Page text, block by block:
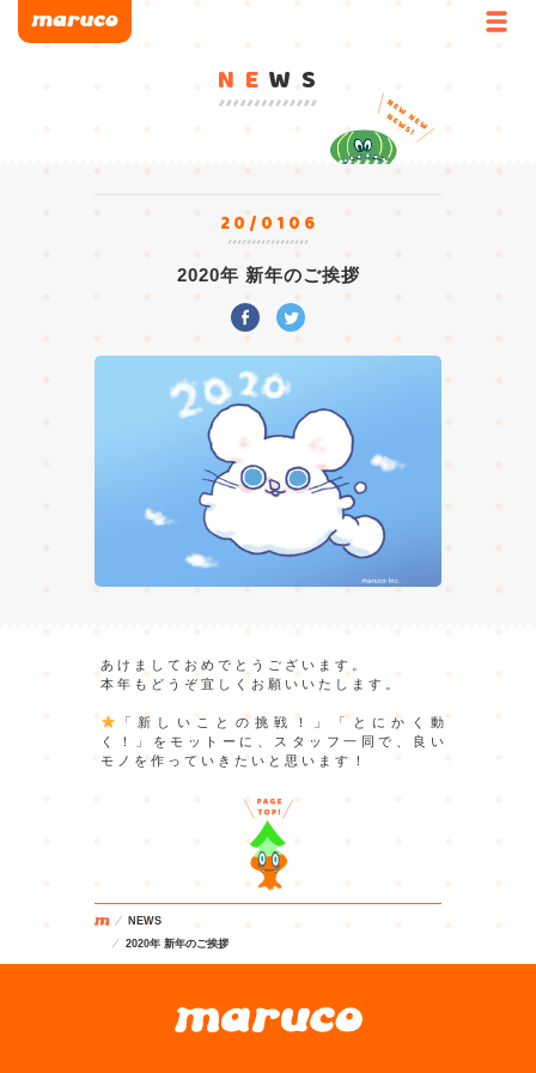
NE WS
20/0106
2020年 新年のご挨拶
あけましておめでとうございます。
本年もどうぞ宜しくお願いいたします。
「新しいことの挑戦！」「とにかく動
く！」をモットーに、スタッフ一同で、良い
モノを作っていきたいと思います！
NEWS
2020年 新年のご挨拶